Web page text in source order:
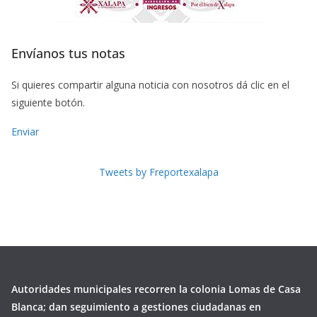
Envíanos tus notas
Si quieres compartir alguna noticia con nosotros dá clic en el
siguiente botón.
Enviar
Tweets by Freportexalapa
Autoridades municipales recorren la colonia Lomas de Casa
Blanca; dan seguimiento a gestiones ciudadanas en